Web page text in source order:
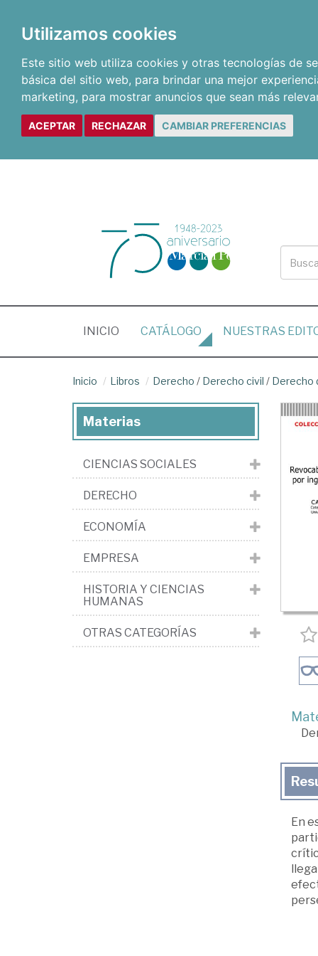
Utilizamos cookies
Este sitio web utiliza cookies y otras tecnologías de
básica del sitio web, para brindar una mejor
marketing, para mostrar anuncios que sean más
ACEPTAR RECHAZAR CAMBIAR PREFERENCIAS
INICIO (CURRENT)
CATÁLOGO NUESTRAS
Inicio Libros Derecho / Derecho civil / Derecho
En
Materias
CIENCIAS SOCIALES
DERECHO
ECONOMÍA
EMPRESA
HISTORIA Y CIENCIAS
HUMANAS
OTRAS CATEGORÍAS